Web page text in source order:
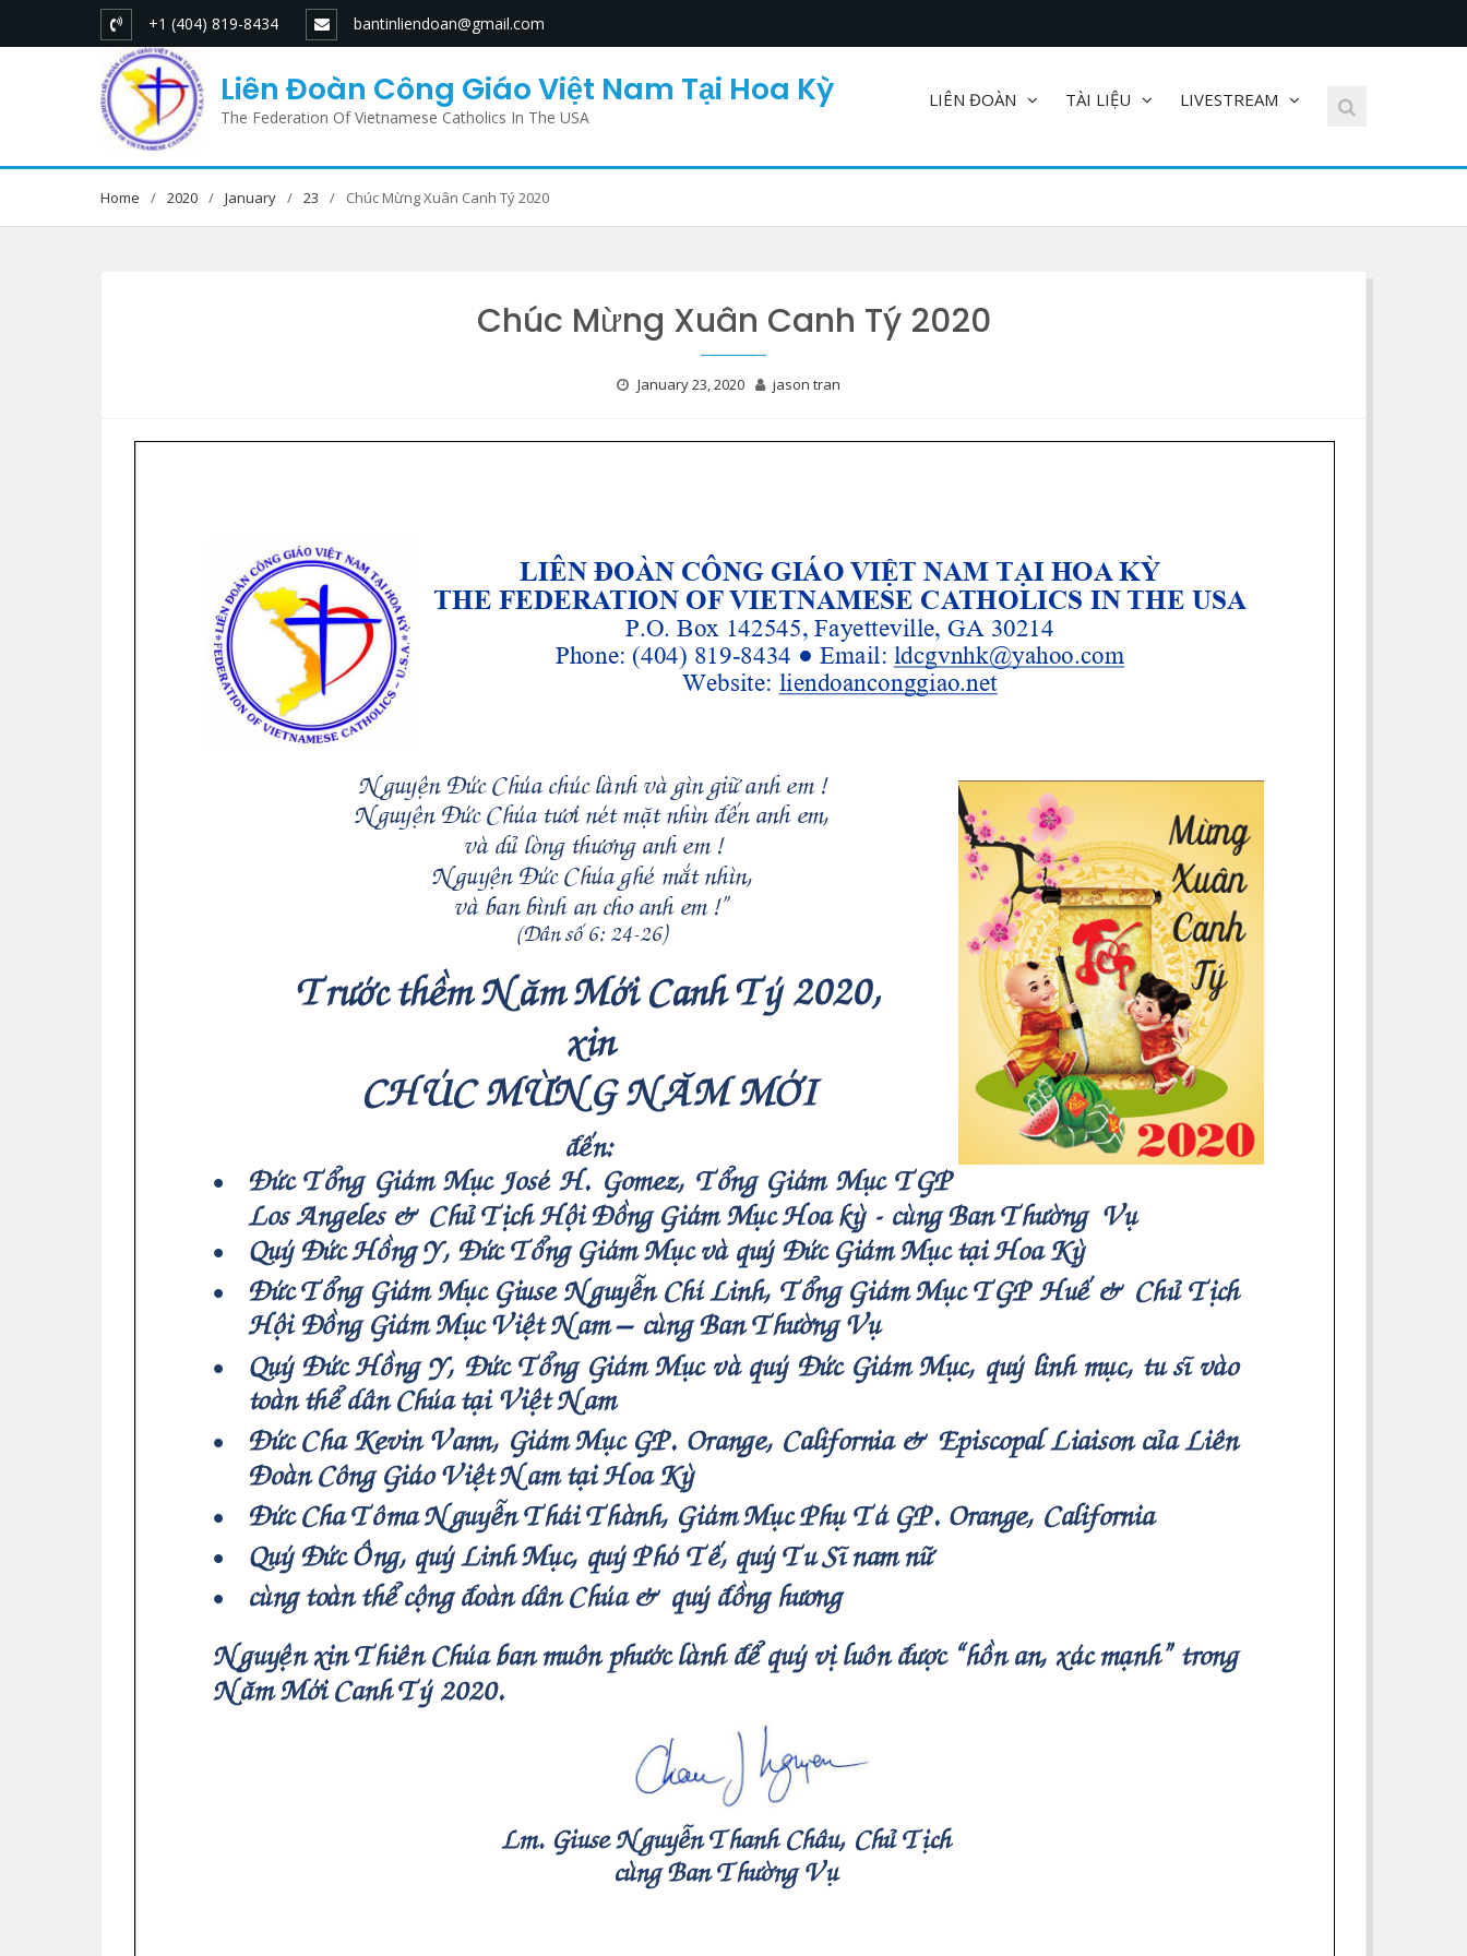
+1 (404) 819-8434 bantinliendoan@gmail.com
Liên Đoàn Công Giáo Việt Nam Tại Hoa Kỳ
The Federation Of Vietnamese Catholics In The USA
LIÊN ĐOÀN TÀI LIỆU LIVESTREAM
Home 2020 January 23 Chúc Mừng Xuân Canh Tý 2020
Chúc Mừng Xuân Canh Tý 2020
January 23, 2020 jason tran